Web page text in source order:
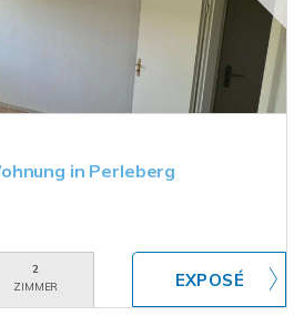
in Perleberg
2
ZIMMER